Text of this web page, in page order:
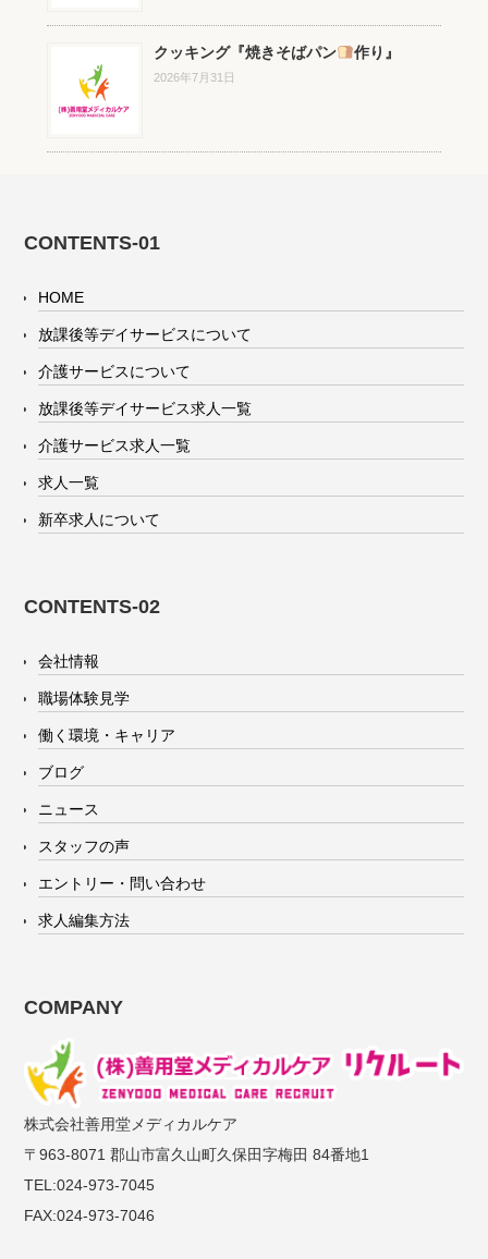
クッキング『焼きそばパン 作り』
2026年7月31日
CONTENTS-01
HOME
放課後等デイサービスについて
介護サービスについて
放課後等デイサービス求人一覧
介護サービス求人一覧
求人一覧
新卒求人について
CONTENTS-02
会社情報
職場体験見学
働く環境・キャリア
ブログ
ニュース
スタッフの声
エントリー・問い合わせ
求人編集方法
COMPANY
株式会社善用堂メディカルケア
〒963-8071 郡山市富久山町久保田字梅田 84番地1
TEL:024-973-7045
FAX:024-973-7046